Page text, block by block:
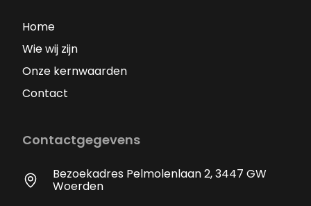
Home
Wie wij zijn
Onze kernwaarden
Contact
Contactgegevens
Bezoekadres Pelmolenlaan 2, 3447 GW
Woerden